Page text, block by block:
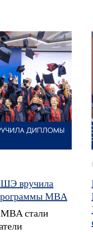
вручила
MBA
стали